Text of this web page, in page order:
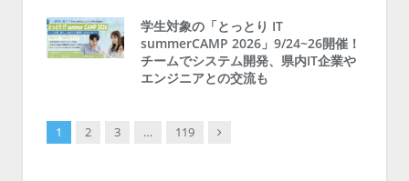
学生対象の「とっとり IT
summerCAMP 2026」9/24~26開催！
チームでシステム開発、県内IT企業や
エンジニアとの交流も
1 2 3 … 119 Next